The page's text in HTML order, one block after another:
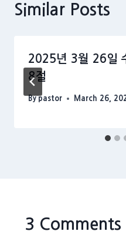
Similar Posts
2025년 3월 26일
8절
By pastor March 26,
3 Comments